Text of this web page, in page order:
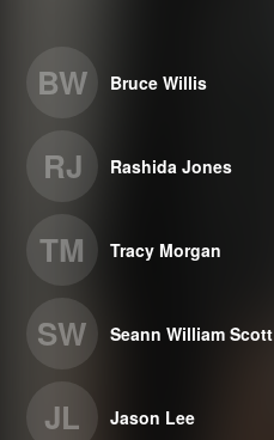
BW Bruce Willis
RJ Rashida Jones
TM Tracy Morgan
SW Seann William Scott
JL Jason Lee